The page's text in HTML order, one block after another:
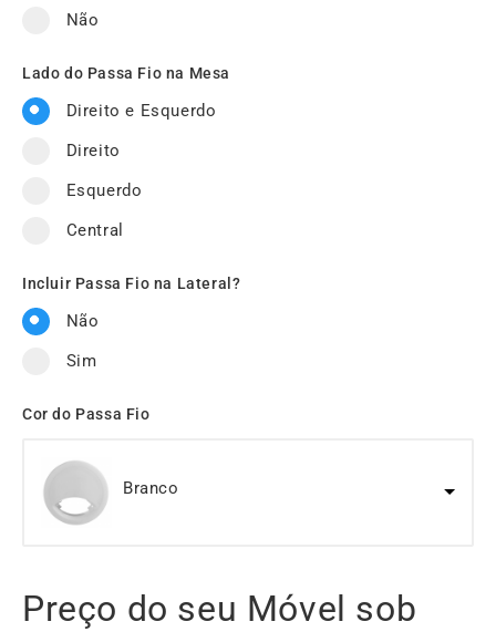
Não
Lado do Passa Fio na Mesa
Direito e Esquerdo
Direito
Esquerdo
Central
Incluir Passa Fio na Lateral?
Não
Sim
Cor do Passa Fio
Branco
Preço do seu Móvel sob